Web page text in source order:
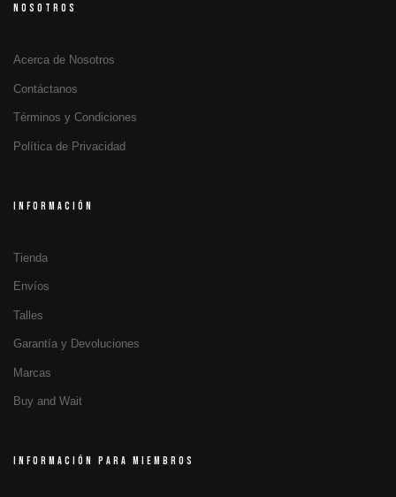
NOSOTROS
Acerca de Nosotros
Contáctanos
Términos y Condiciones
Política de Privacidad
INFORMACIÓN
Tienda
Envíos
Talles
Garantía y Devoluciones
Marcas
Buy and Wait
INFORMACIÓN PARA MIEMBROS